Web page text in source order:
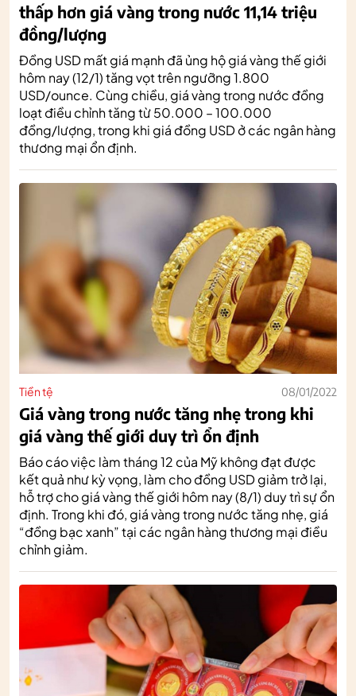
thấp hơn giá vàng trong nước 11,14 triệu
đồng/lượng
Đồng USD mất giá mạnh đã ủng hộ giá vàng thế giới
hôm nay (12/1) tăng vọt trên ngưỡng 1.800
USD/ounce. Cùng chiều, giá vàng trong nước đồng
loạt điều chỉnh tăng từ 50.000 – 100.000
đồng/lượng, trong khi giá đồng USD ở các ngân hàng
thương mại ổn định.
Tiền tệ 08/01/2022
Giá vàng trong nước tăng nhẹ trong khi
giá vàng thế giới duy trì ổn định
Báo cáo việc làm tháng 12 của Mỹ không đạt được
kết quả như kỳ vọng, làm cho đồng USD giảm trở lại,
hỗ trợ cho giá vàng thế giới hôm nay (8/1) duy trì sự ổn
định. Trong khi đó, giá vàng trong nước tăng nhẹ, giá
“đồng bạc xanh” tại các ngân hàng thương mại điều
chỉnh giảm.